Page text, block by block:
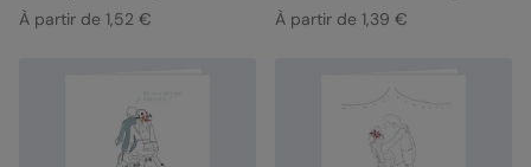
À partir de 1,52 €
À partir de 1,39 €